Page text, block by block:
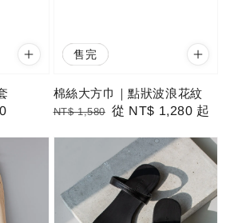
優惠
售完
棉絲大方巾｜點狀波浪花紋
Regular
NT$ 1,580 Sale
從 NT$ 1,280 起